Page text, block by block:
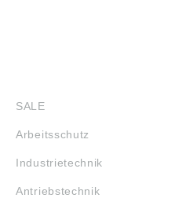
SALE
Arbeitsschutz
Industrietechnik
Antriebstechnik